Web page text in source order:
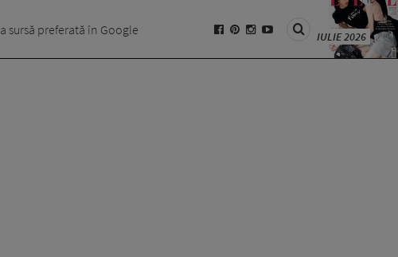
sursă preferată în Google IULIE 2026